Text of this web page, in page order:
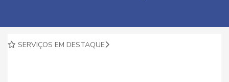
SERVIÇOS EM DESTAQUE